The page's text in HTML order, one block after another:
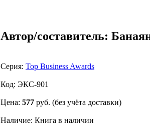
Автор/составитель:
Серия: Top Business Awards
Код: ЭКС-901
Цена: 577 руб. (без учёта доставки)
Наличие: Книга в наличии